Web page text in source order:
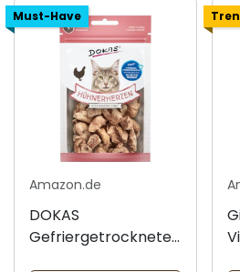
Must-Have
Amazon.de
DOKAS
Gefriergetrocknete